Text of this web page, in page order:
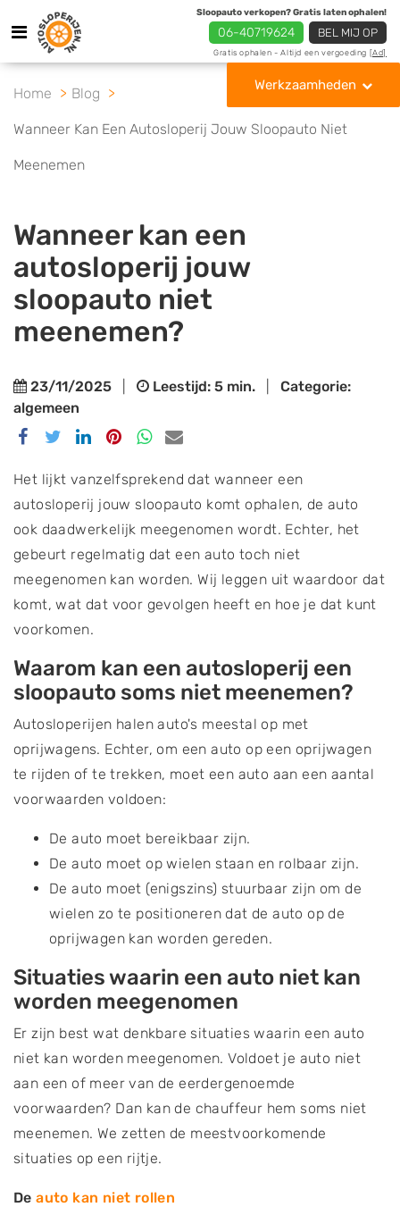
Sloopauto verkopen? Gratis laten ophalen!
06-40719624 BEL MIJ OP
Gratis ophalen - Altijd een vergoeding [Ad]
Werkzaamheden
Home Blog
Wanneer Kan Een Autosloperij Jouw Sloopauto Niet
Meenemen
Wanneer kan een
autosloperij jouw
sloopauto niet
meenemen?
23/11/2025 Leestijd: 5 min.
Categorie:
algemeen
Delen
Facebook
Delen
Twitter
Delen
Linkedin
Delen
Pinterest
Delen
Whatsapp
Delen
email
Het lijkt vanzelfsprekend dat wanneer een
autosloperij jouw sloopauto komt ophalen, de auto
ook daadwerkelijk meegenomen wordt. Echter, het
gebeurt regelmatig dat een auto toch niet
meegenomen kan worden. Wij leggen uit waardoor dat
komt, wat dat voor gevolgen heeft en hoe je dat kunt
voorkomen.
Waarom kan een autosloperij een
sloopauto soms niet meenemen?
Autosloperijen halen auto's meestal op met
oprijwagens. Echter, om een auto op een oprijwagen
te rijden of te trekken, moet een auto aan een aantal
voorwaarden voldoen:
De auto moet bereikbaar zijn.
De auto moet op wielen staan en rolbaar zijn.
De auto moet (enigszins) stuurbaar zijn om de
wielen zo te positioneren dat de auto op de
oprijwagen kan worden gereden.
Situaties waarin een auto niet kan
worden meegenomen
Er zijn best wat denkbare situaties waarin een auto
niet kan worden meegenomen. Voldoet je auto niet
aan een of meer van de eerdergenoemde
voorwaarden? Dan kan de chauffeur hem soms niet
meenemen. We zetten de meestvoorkomende
situaties op een rijtje.
Deauto kan niet rollen